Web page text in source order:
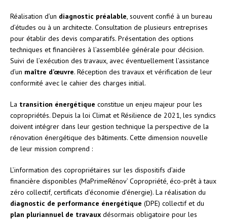
Réalisation d’un diagnostic préalable , souvent confié à un bureau
d’études ou à un architecte. Consultation de plusieurs entreprises
pour établir des devis comparatifs. Présentation des options
techniques et financières à l’assemblée générale pour décision.
Suivi de l’exécution des travaux, avec éventuellement l’assistance
d’un maître d’œuvre. Réception des travaux et vérification de leur
conformité avec le cahier des charges initial.
La transition énergétique constitue un enjeu majeur pour les
copropriétés. Depuis la loi Climat et Résilience de 2021, les syndics
doivent intégrer dans leur gestion technique la perspective de la
rénovation énergétique des bâtiments. Cette dimension nouvelle
de leur mission comprend :
L’information des copropriétaires sur les dispositifs d’aide
financière disponibles (MaPrimeRénov’ Copropriété, éco-prêt à taux
zéro collectif, certificats d’économie d’énergie). La réalisation du
diagnostic de performance énergétique (DPE) collectif et du
plan pluriannuel de travaux désormais obligatoire pour les